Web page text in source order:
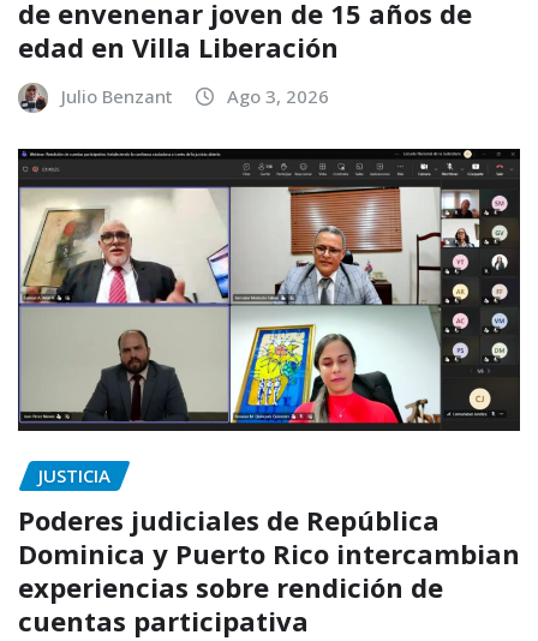
de envenenar joven de 15 años de
edad en Villa Liberación
Julio Benzant Ago 3, 2026
JUSTICIA
Poderes judiciales de República
Dominica y Puerto Rico intercambian
experiencias sobre rendición de
cuentas participativa